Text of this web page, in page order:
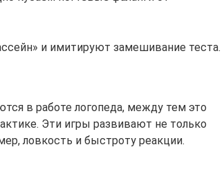
и имитируют замешивание теста.
в работе логопеда, между тем это
Эти игры развивают не только
ловкость и быстроту реакции.